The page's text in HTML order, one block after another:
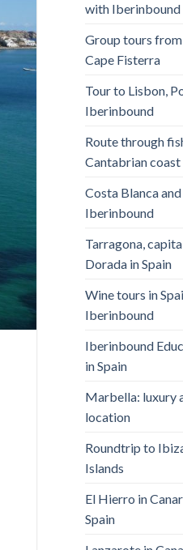
with Iberinbound
Group tours
Cape Fisterra
Tour to Lisbon,
Iberinbound
Route through
Cantabrian coast
Costa Blanca
Iberinbound
Tarragona,
Dorada in Spain
Wine tours in
Iberinbound
Iberinbound
in Spain
Marbella: luxury
location
Roundtrip to
Islands
El Hierro in
Spain